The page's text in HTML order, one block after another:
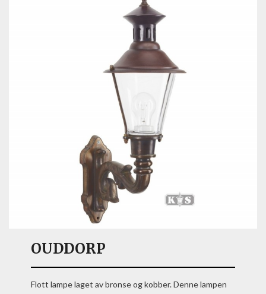
OUDDORP
Flott lampe laget av bronse og kobber. Denne lampen